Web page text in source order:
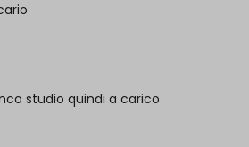
studio quindi a carico